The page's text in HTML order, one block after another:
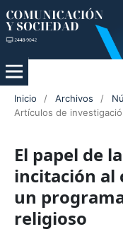
Inicio / Archivos /
Artículos de
El papel de
incitación al
un
religioso